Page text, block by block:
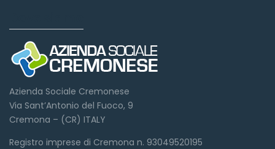
Azienda Sociale Cremonese
Via Sant’Antonio del Fuoco, 9
Cremona – (CR) ITALY
Registro imprese di Cremona n. 93049520195